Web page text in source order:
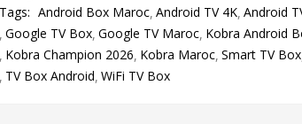
Tags: Android Box Maroc Android TV 4K Android
Google TV Box Google TV Maroc Kobra Android
Kobra Champion 2026 Kobra Maroc Smart TV Box
TV Box Android WiFi TV Box